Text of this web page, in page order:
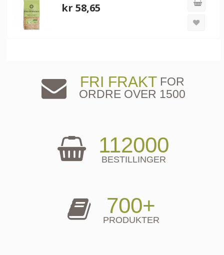
kr 58,65
FRI FRAKTFOR
ORDRE OVER 1500
112000
BESTILLINGER
700+
PRODUKTER